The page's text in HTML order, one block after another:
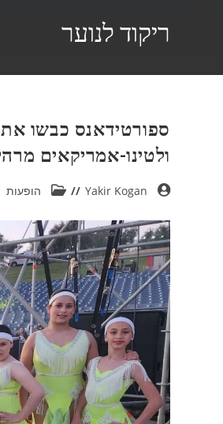
ריקוד לנוער
ספורטידאנס כבשו
ולטינו-אמריקאים
Yakir Kogan הופעות